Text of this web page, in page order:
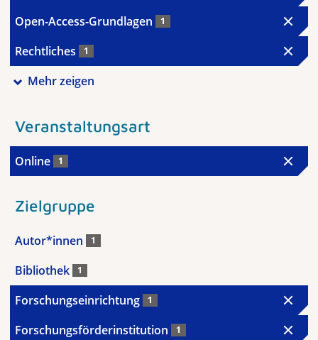
Open-Access-Grundlagen 1
Rechtliches 1
Mehr zeigen
Veranstaltungsart
Online 1
Zielgruppe
Autor*innen 1
Bibliothek 1
Forschungseinrichtung 1
Forschungsförderinstitution 1